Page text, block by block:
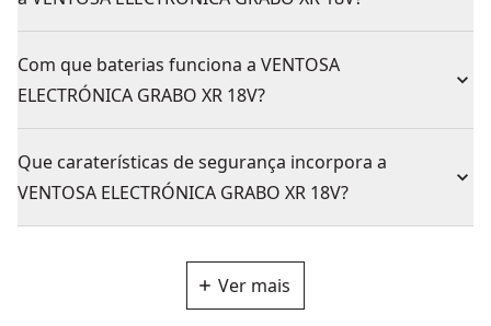
Com que baterias funciona a VENTOSA
ELECTRÓNICA GRABO XR 18V?
Que caraterísticas de segurança incorpora a
VENTOSA ELECTRÓNICA GRABO XR 18V?
Ver mais